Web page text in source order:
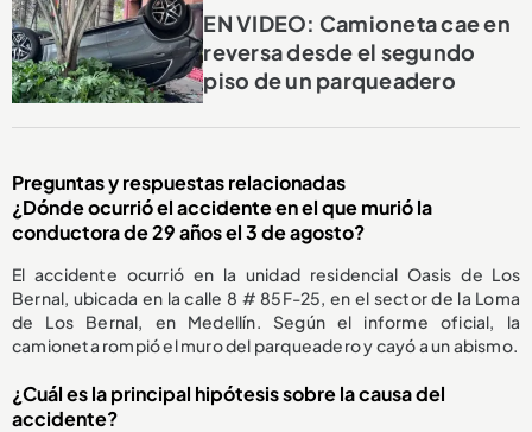
EN VIDEO: Camioneta cae en
reversa desde el segundo
piso de un parqueadero
Preguntas y respuestas relacionadas
¿Dónde ocurrió el accidente en el que murió la
conductora de 29 años el 3 de agosto?
El accidente ocurrió en la unidad residencial Oasis de Los
Bernal, ubicada en la calle 8 # 85F-25, en el sector de la Loma
de Los Bernal, en Medellín. Según el informe oficial, la
camioneta rompió el muro del parqueadero y cayó a un abismo.
¿Cuál es la principal hipótesis sobre la causa del
accidente?